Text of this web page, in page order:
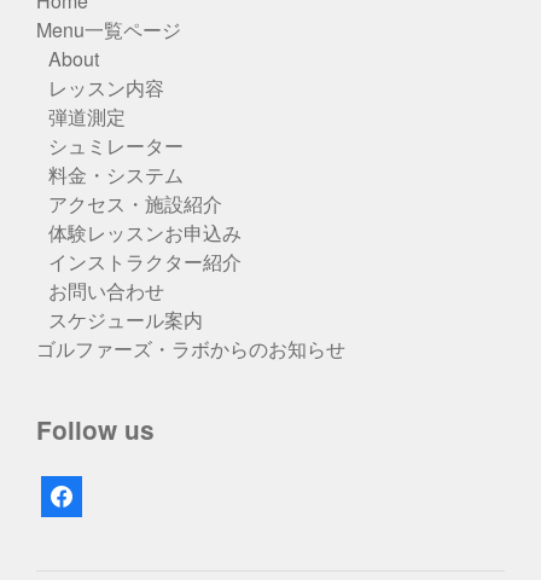
Menu一覧ページ
About
レッスン内容
弾道測定
シュミレーター
料金・システム
アクセス・施設紹介
体験レッスンお申込み
インストラクター紹介
お問い合わせ
スケジュール案内
ゴルファーズ・ラボからのお知らせ
Follow us
facebook